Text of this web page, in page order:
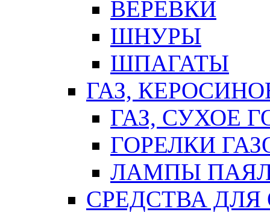
ВЕРЕВКИ
ШНУРЫ
ШПАГАТЫ
ГАЗ,
ГАЗ, СУХОЕ
ГОРЕЛКИ
ЛАМПЫ
СРЕДСТВА